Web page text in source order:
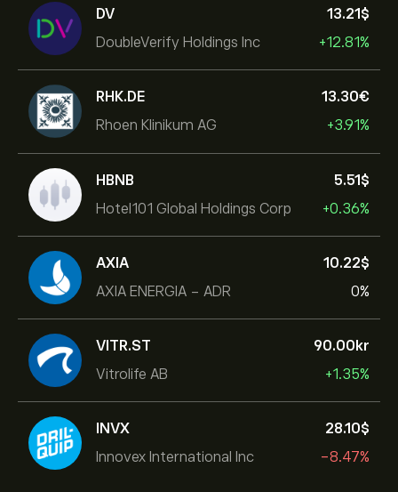
DV
DoubleVerify Holdings Inc
13.21‎$‎
+12.81%
RHK.DE
Rhoen Klinikum AG
13.30‎€‎
+3.91%
HBNB
Hotel101 Global Holdings Corp
5.51‎$‎
+0.36%
AXIA
AXIA ENERGIA - ADR
10.22‎$‎
0%
VITR.ST
Vitrolife AB
90.00‎kr‎
+1.35%
INVX
Innovex International Inc
28.10‎$‎
-8.47%